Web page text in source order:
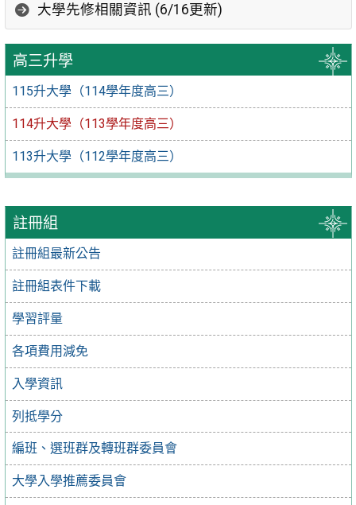
高三升學
115升大學（114學年度高三）
114升大學（113學年度高三）
113升大學（112學年度高三）
註冊組
註冊組最新公告
註冊組表件下載
學習評量
各項費用減免
入學資訊
列抵學分
編班、選班群及轉班群委員會
大學入學推薦委員會
大學先修相關資訊 (6/16更新)